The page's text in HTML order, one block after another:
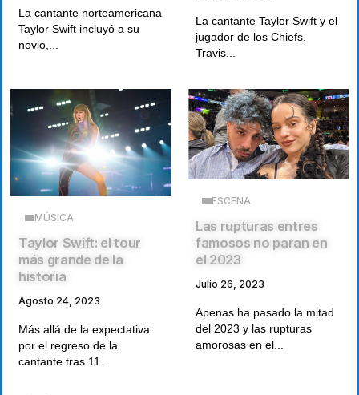
La cantante norteamericana
Taylor Swift incluyó a su
novio,...
La cantante Taylor Swift y el
jugador de los Chiefs,
Travis...
MÚSICA
Taylor Swift: el tour
más grande de la
historia
Agosto 24, 2023
Más allá de la expectativa
por el regreso de la
cantante tras 11...
ESCENA
Las rupturas entres
famosos no paran en
el 2023
Julio 26, 2023
Apenas ha pasado la mitad
del 2023 y las rupturas
amorosas en el...